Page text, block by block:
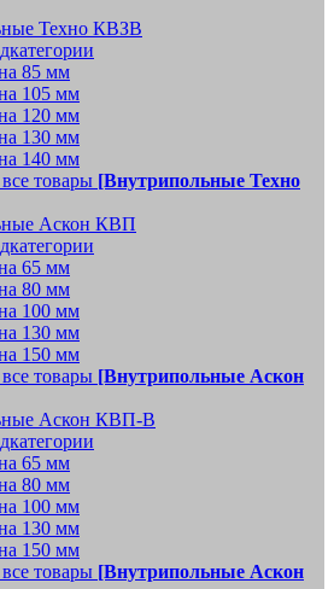
Техно КВЗВ
85 мм
105 мм
120 мм
130 мм
140 мм
товары [Внутрипольные Техно
Аскон КВП
65 мм
80 мм
100 мм
130 мм
150 мм
товары [Внутрипольные Аскон
Аскон КВП-В
65 мм
80 мм
100 мм
130 мм
150 мм
товары [Внутрипольные Аскон